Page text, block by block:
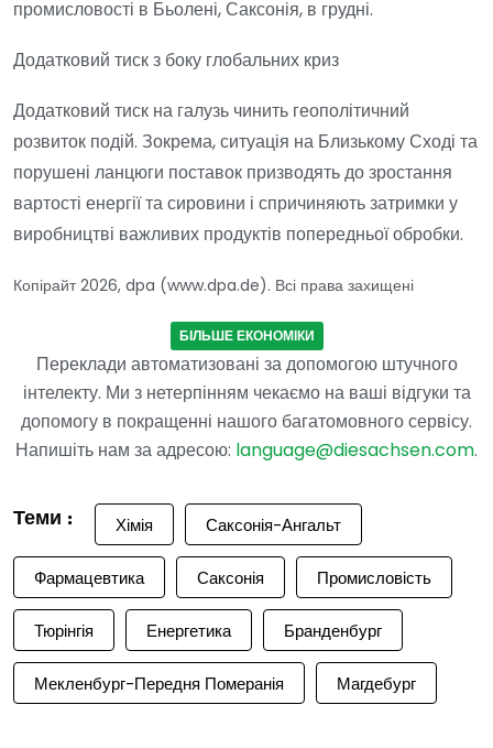
промисловості в Бьолені, Саксонія, в грудні.
Додатковий тиск з боку глобальних криз
Додатковий тиск на галузь чинить геополітичний
розвиток подій. Зокрема, ситуація на Близькому Сході та
порушені ланцюги поставок призводять до зростання
вартості енергії та сировини і спричиняють затримки у
виробництві важливих продуктів попередньої обробки.
Копірайт 2026, dpa (www.dpa.de). Всі права захищені
БІЛЬШЕ ЕКОНОМІКИ
Переклади автоматизовані за допомогою штучного
інтелекту. Ми з нетерпінням чекаємо на ваші відгуки та
допомогу в покращенні нашого багатомовного сервісу.
Напишіть нам за адресою: language@diesachsen.com.
Теми : Хімія Саксонія-Ангальт
Фармацевтика Саксонія Промисловість
Тюрінгія Енергетика Бранденбург
Мекленбург-Передня Померанія Магдебург